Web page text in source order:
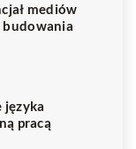
mediów
budowania
języka
pracą